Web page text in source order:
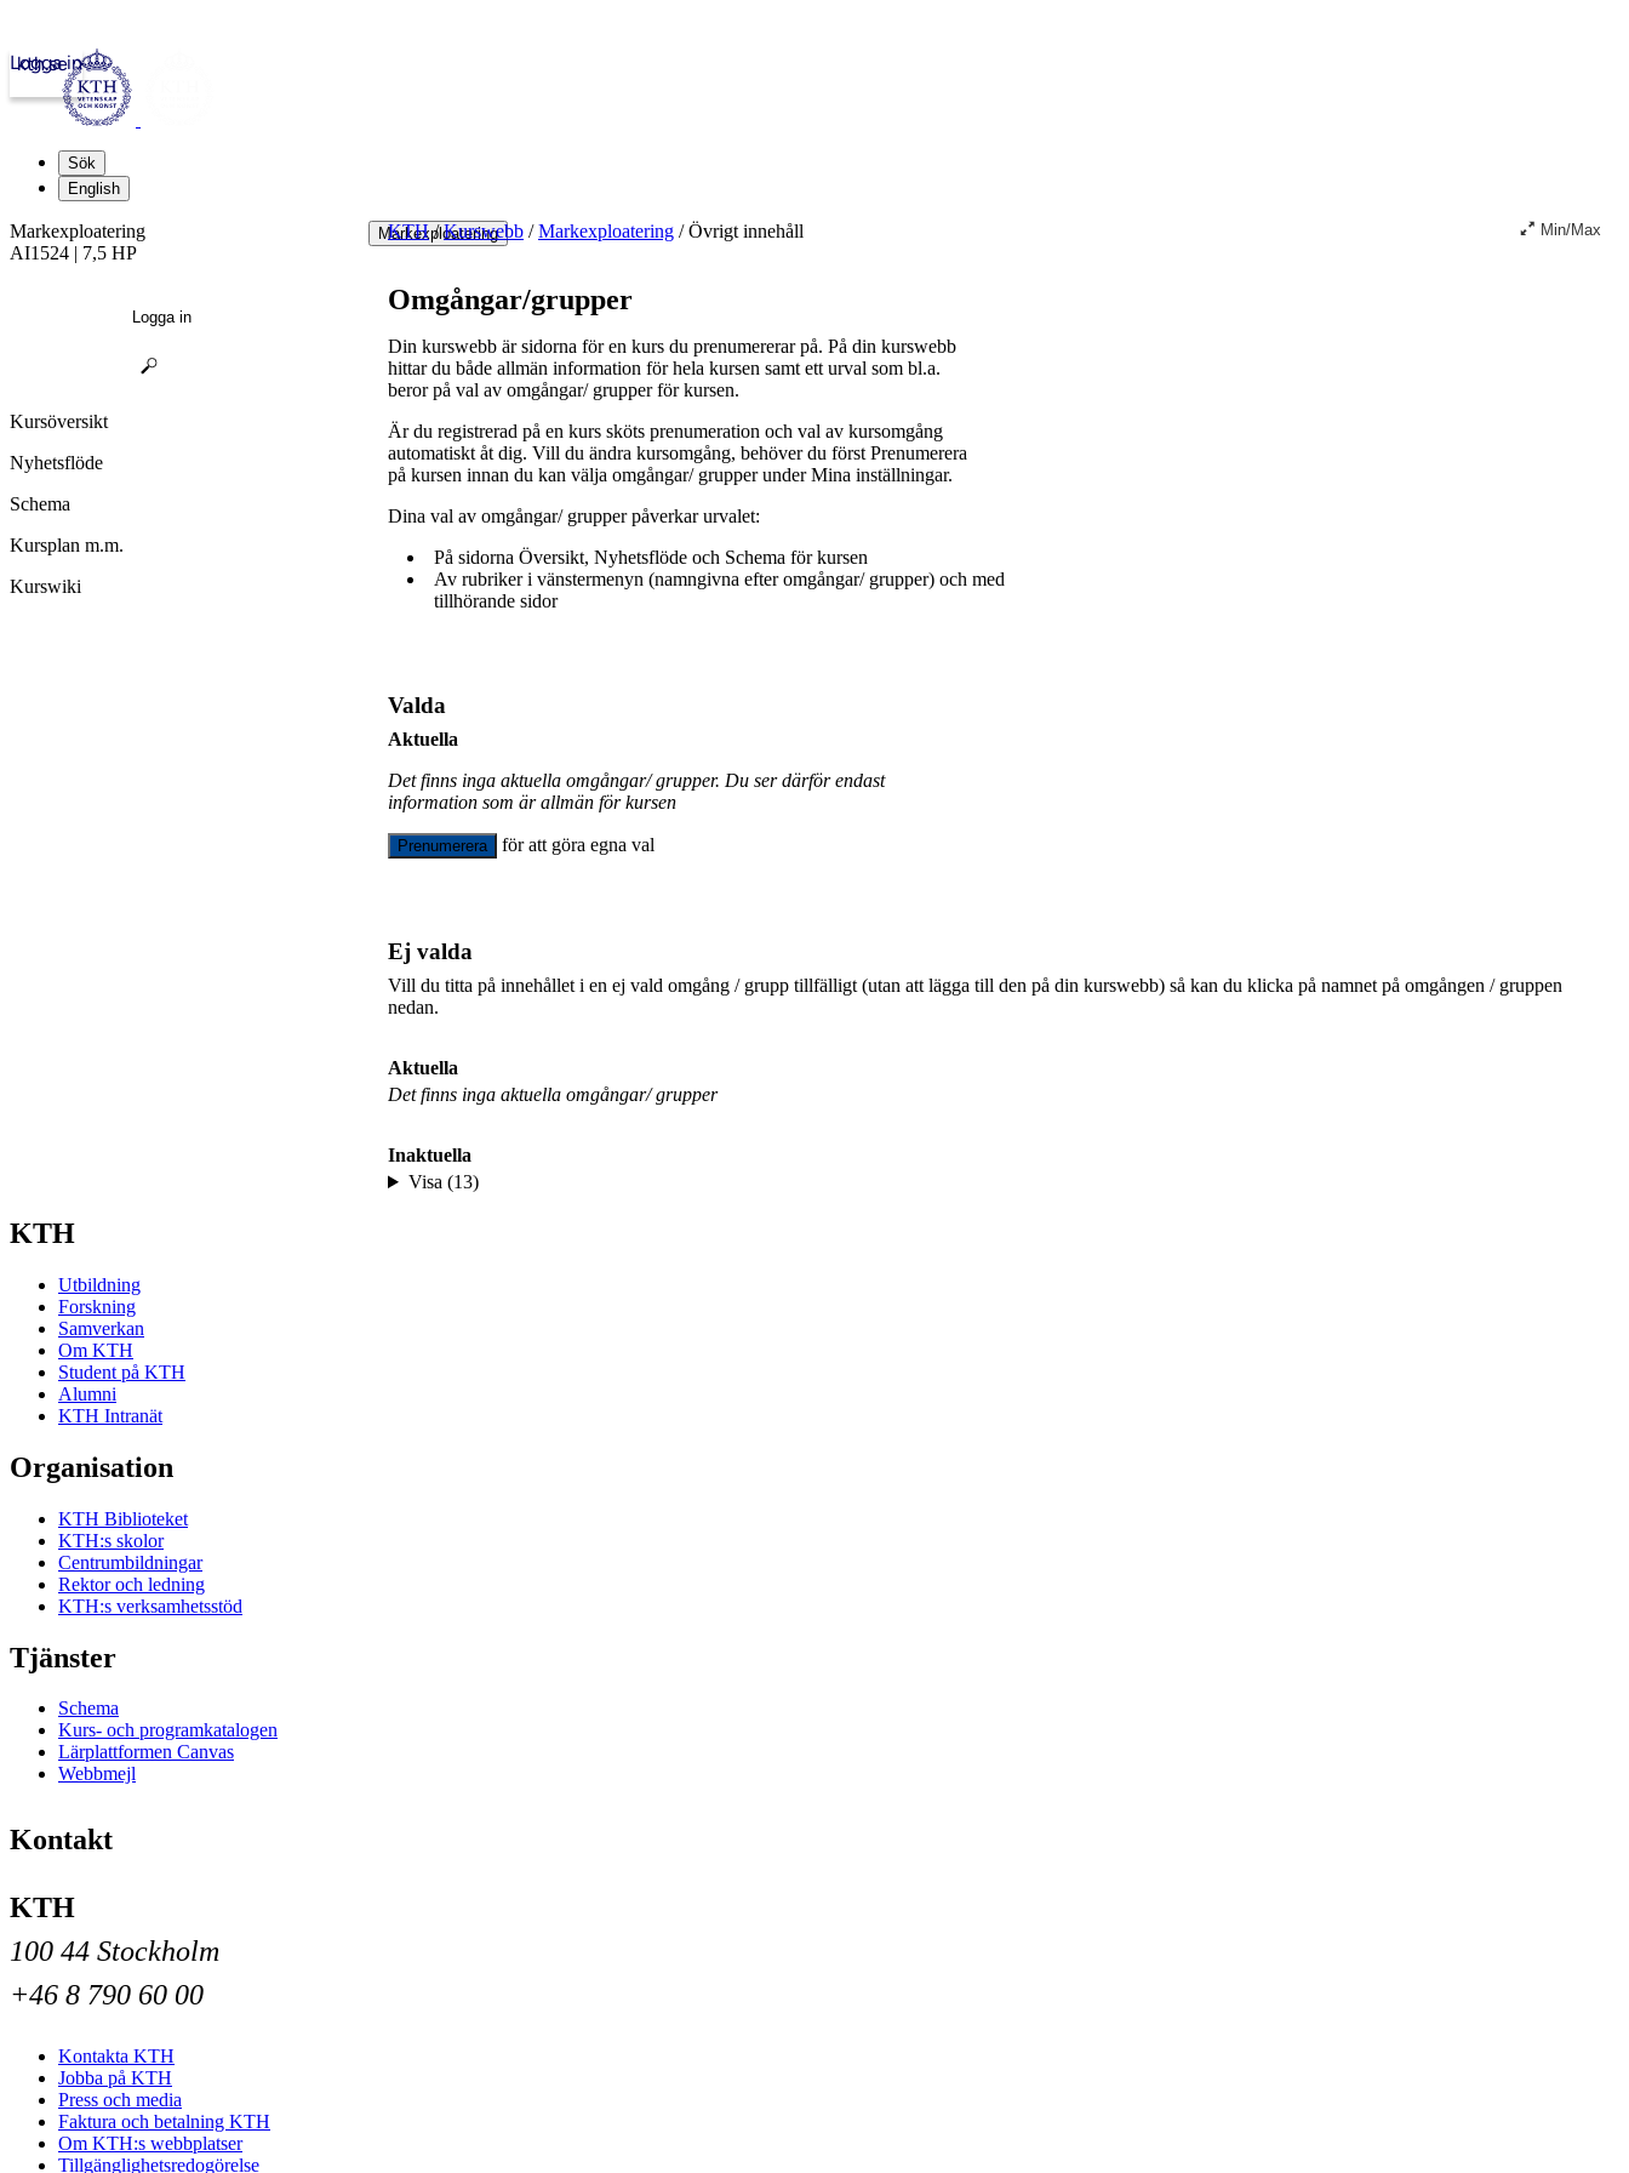
kth.se
Logga in
Sök
English
Markexploatering
KTH / Kurswebb / Markexploatering /Övrigt innehåll Min/Max
Omgångar/grupper
Din kurswebb är sidorna för en kurs du prenumererar på. På din kurswebb
hittar du både allmän information för hela kursen samt ett urval som bl.a.
beror på val av omgångar/ grupper för kursen.
Är du registrerad på en kurs sköts prenumeration och val av kursomgång
automatiskt åt dig. Vill du ändra kursomgång, behöver du först Prenumerera
på kursen innan du kan välja omgångar/ grupper under Mina inställningar.
Dina val av omgångar/ grupper påverkar urvalet:
På sidorna Översikt, Nyhetsflöde och Schema för kursen
Av rubriker i vänstermenyn (namngivna efter omgångar/ grupper) och med
tillhörande sidor
Valda
Aktuella
Det finns inga aktuella omgångar/ grupper. Du ser därför endast
information som är allmän för kursen
Prenumerera för att göra egna val
Ej valda
Vill du titta på innehållet i en ej vald omgång / grupp tillfälligt (utan att lägga till den på din kurswebb) så kan du klicka på namnet på omgången / gruppen
nedan.
Aktuella
Det finns inga aktuella omgångar/ grupper
Inaktuella
Visa (13)
Markexploatering
AI1524 | 7,5 HP
Logga in
Kursöversikt
Nyhetsflöde
Schema
Kursplan m.m.
Kurswiki
KTH
Utbildning
Forskning
Samverkan
Om KTH
Student på KTH
Alumni
KTH Intranät
Organisation
KTH Biblioteket
KTH:s skolor
Centrumbildningar
Rektor och ledning
KTH:s verksamhetsstöd
Tjänster
Schema
Kurs- och programkatalogen
Lärplattformen Canvas
Webbmejl
Kontakt
KTH
100 44 Stockholm
+46 8 790 60 00
Kontakta KTH
Jobba på KTH
Press och media
Faktura och betalning KTH
Om KTH:s webbplatser
Tillgänglighetsredogörelse